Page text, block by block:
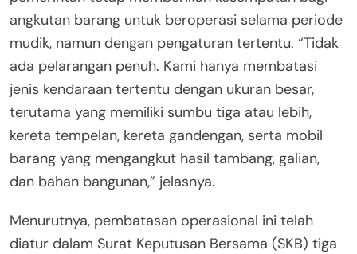
angkutan barang untuk beroperasi selama periode
mudik, namun dengan pengaturan tertentu. “Tidak
ada pelarangan penuh. Kami hanya membatasi
jenis kendaraan tertentu dengan ukuran besar,
terutama yang memiliki sumbu tiga atau lebih,
kereta tempelan, kereta gandengan, serta mobil
barang yang mengangkut hasil tambang, galian,
dan bahan bangunan,” jelasnya.
Menurutnya, pembatasan operasional ini telah
diatur dalam Surat Keputusan Bersama (SKB) tiga